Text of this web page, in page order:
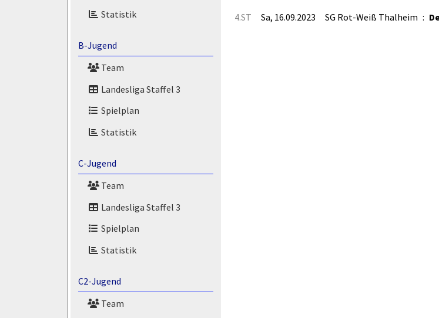
Statistik
B-Jugend
Team
Landesliga Staffel 3
Spielplan
Statistik
C-Jugend
Team
Landesliga Staffel 3
Spielplan
Statistik
C2-Jugend
Team
4.ST Sa, 16.09.2023 SG Rot-Weiß Thalheim :